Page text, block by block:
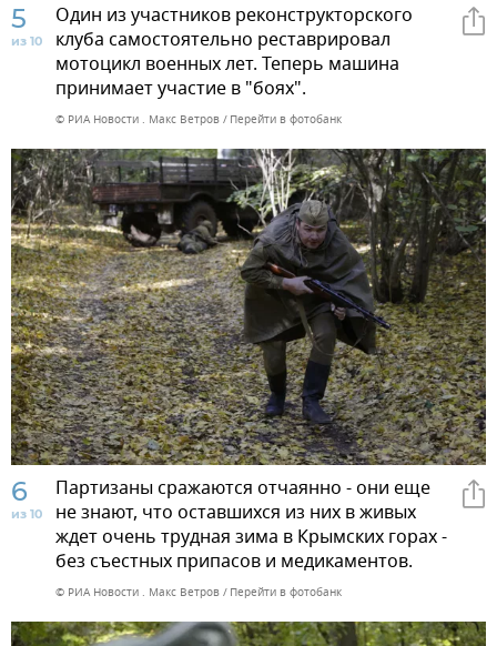
5
из 10
Один из участников реконструкторского
клуба самостоятельно реставрировал
мотоцикл военных лет. Теперь машина
принимает участие в "боях".
© РИА Новости . Макс Ветров Перейти в фотобанк
6
из 10
Партизаны сражаются отчаянно - они еще
не знают, что оставшихся из них в живых
ждет очень трудная зима в Крымских горах -
без съестных припасов и медикаментов.
© РИА Новости . Макс Ветров Перейти в фотобанк